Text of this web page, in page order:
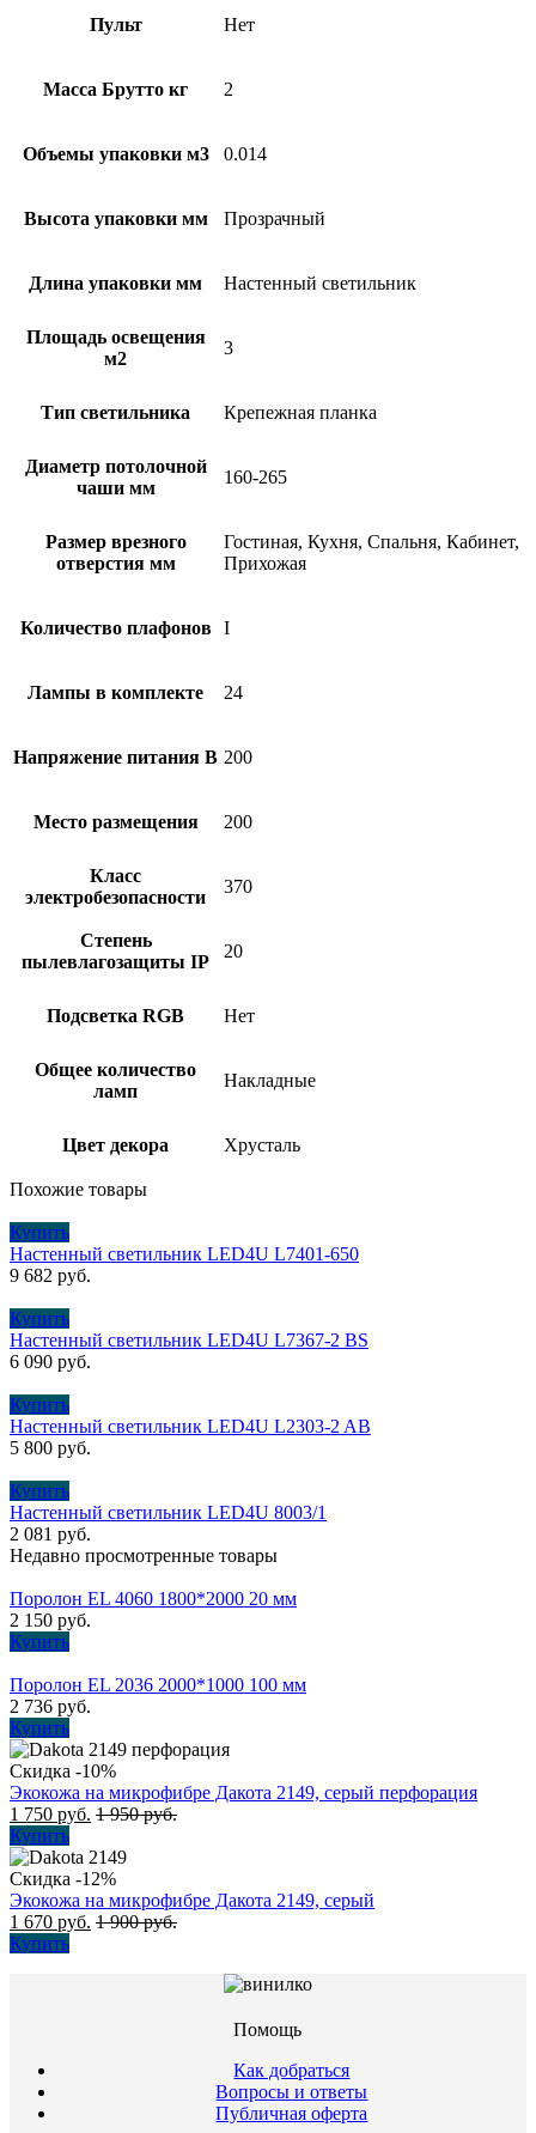
Пульт Нет
Масса Брутто кг 2
Объемы упаковки м3 0.014
Высота упаковки мм Прозрачный
Длина упаковки мм Настенный светильник
Площадь освещения
м2
3
Тип светильника Крепежная планка
Диаметр потолочной
чаши мм
160-265
Размер врезного
отверстия мм
Гостиная, Кухня, Спальня, Кабинет,
Прихожая
Количество плафонов I
Лампы в комплекте 24
Напряжение питания В 200
Место размещения 200
Класс
электробезопасности
370
Степень
пылевлагозащиты IP
20
Подсветка RGB Нет
Общее количество
ламп
Накладные
Цвет декора Хрусталь
Похожие товары
Купить
Настенный светильник LED4U L7401-650
9 682 руб.
Купить
Настенный cветильник LED4U L7367-2 BS
6 090 руб.
Купить
Настенный светильник LED4U L2303-2 AB
5 800 руб.
Купить
Настенный светильник LED4U 8003/1
2 081 руб.
Недавно просмотренные товары
Поролон EL 4060 1800*2000 20 мм
2 150 руб.
Купить
Поролон EL 2036 2000*1000 100 мм
2 736 руб.
Купить
Скидка -10%
Экокожа на микрофибре Дакота 2149, серый перфорация
1 750 руб. 1 950руб.
Купить
Скидка -12%
Экокожа на микрофибре Дакота 2149, серый
1 670 руб. 1 900руб.
Купить
Помощь
Как добраться
Вопросы и ответы
Публичная оферта